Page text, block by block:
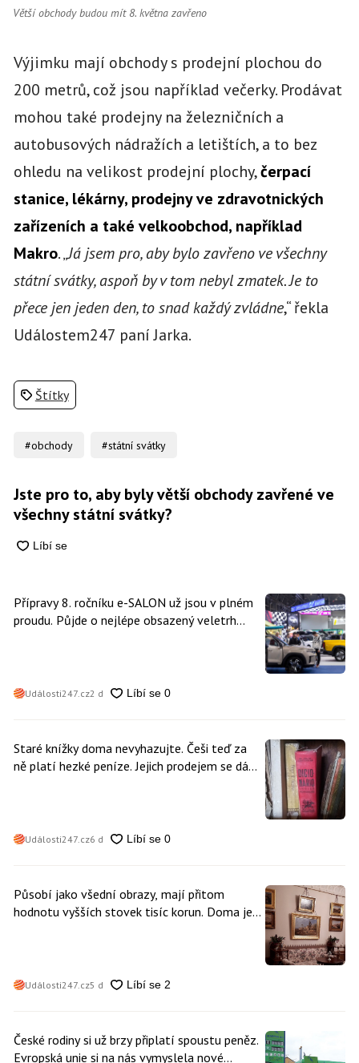
Větší obchody budou mít 8. května zavřeno
Výjimku mají obchody s prodejní plochou do
200 metrů, což jsou například večerky. Prodávat
mohou také prodejny na železničních a
autobusových nádražích a letištích, a to bez
ohledu na velikost prodejní plochy,čerpací
stanice, lékárny, prodejny ve zdravotnických
zařízeních a také velkoobchod, například
Makro. „Já jsem pro, aby bylo zavřeno ve všechny
státní svátky, aspoň by v tom nebyl zmatek. Je to
přece jen jeden den, to snad každý zvládne,“ řekla
Událostem247 paní Jarka.
Štítky
#obchody #státní svátky
Jste pro to, aby byly větší obchody zavřené ve
všechny státní svátky?
Přípravy 8. ročníku e-SALON už jsou v plném
proudu. Půjde o nejlépe obsazený veletrh
Události247.cz2 d
Staré knížky doma nevyhazujte. Češi teď za
ně platí hezké peníze. Jejich prodejem se dá
Události247.cz6 d
Působí jako všední obrazy, mají přitom
hodnotu vyšších stovek tisíc korun. Doma je
Události247.cz5 d
České rodiny si už brzy připlatí spoustu peněz.
Evropská unie si na nás vymyslela nové